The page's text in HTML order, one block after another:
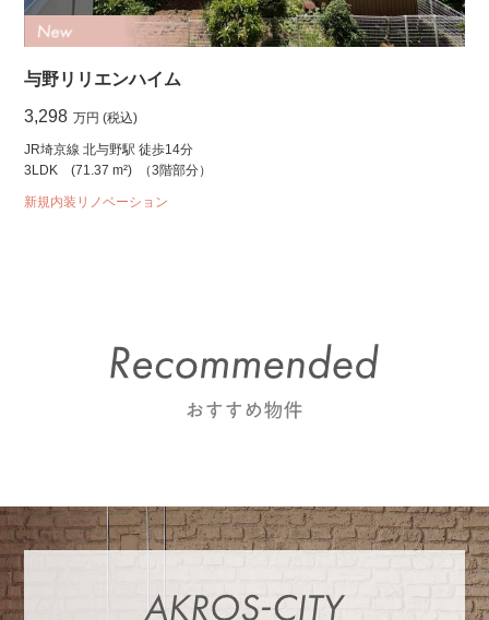
与野リリエンハイム
3,298 万円 (税込)
JR埼京線 北与野駅 徒歩14分
3LDK
(71.37 m²) （3階部分）
新規内装リノベーション